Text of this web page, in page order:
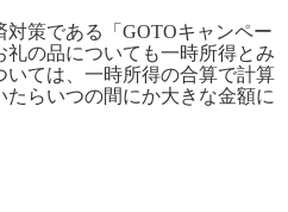
策である「 GOTOキャンペー
の品についても一時所得とみ
ては、一時所得の合算で計算
らいつの間にか大きな金額に